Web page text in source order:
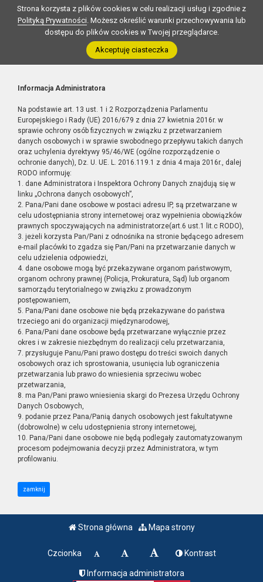
Strona korzysta z plików cookies w celu realizacji usług i zgodnie z
Polityką Prywatności. Możesz określić warunki przechowywania lub
dostępu do plików cookies w Twojej przeglądarce.
Akceptuję ciasteczka
Informacja Administratora
Na podstawie art. 13 ust. 1 i 2 Rozporządzenia Parlamentu
Europejskiego i Rady (UE) 2016/679 z dnia 27 kwietnia 2016r. w
sprawie ochrony osób fizycznych w związku z przetwarzaniem
danych osobowych i w sprawie swobodnego przepływu takich danych
oraz uchylenia dyrektywy 95/46/WE (ogólne rozporządzenie o
ochronie danych), Dz. U. UE. L. 2016.119.1 z dnia 4 maja 2016r., dalej
RODO informuję:
1. dane Administratora i Inspektora Ochrony Danych znajdują się w
linku „Ochrona danych osobowych”,
2. Pana/Pani dane osobowe w postaci adresu IP, są przetwarzane w
celu udostępniania strony internetowej oraz wypełnienia obowiązków
prawnych spoczywających na administratorze(art.6 ust.1 lit.c RODO),
3. jeżeli korzysta Pan/Pani z odnośnika na stronie będącego adresem
e-mail placówki to zgadza się Pan/Pani na przetwarzanie danych w
celu udzielenia odpowiedzi,
4. dane osobowe mogą być przekazywane organom państwowym,
organom ochrony prawnej (Policja, Prokuratura, Sąd) lub organom
samorządu terytorialnego w związku z prowadzonym
postępowaniem,
5. Pana/Pani dane osobowe nie będą przekazywane do państwa
trzeciego ani do organizacji międzynarodowej,
6. Pana/Pani dane osobowe będą przetwarzane wyłącznie przez
okres i w zakresie niezbędnym do realizacji celu przetwarzania,
7. przysługuje Panu/Pani prawo dostępu do treści swoich danych
osobowych oraz ich sprostowania, usunięcia lub ograniczenia
przetwarzania lub prawo do wniesienia sprzeciwu wobec
przetwarzania,
8. ma Pan/Pani prawo wniesienia skargi do Prezesa Urzędu Ochrony
Danych Osobowych,
9. podanie przez Pana/Panią danych osobowych jest fakultatywne
(dobrowolne) w celu udostępnienia strony internetowej,
10. Pana/Pani dane osobowe nie będą podlegały zautomatyzowanym
procesom podejmowania decyzji przez Administratora, w tym
profilowaniu.
zamknij
Strona główna Mapa strony
Czcionka Kontrast
Informacja administratora